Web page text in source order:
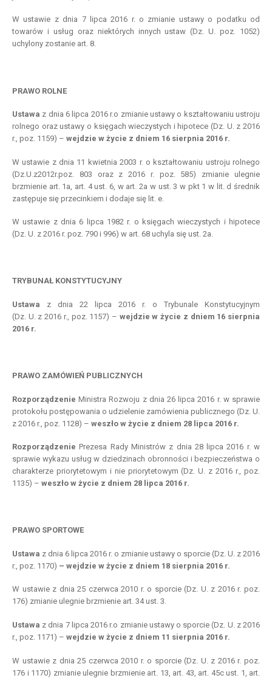
W ustawie z dnia 7 lipca 2016 r. o zmianie ustawy o podatku od
towarów i usług oraz niektórych innych ustaw (Dz. U. poz. 1052)
uchylony zostanie art. 8.
PRAWO ROLNE
Ustawa z dnia 6 lipca 2016 r.o zmianie ustawy o kształtowaniu ustroju
rolnego oraz ustawy o księgach wieczystych i hipotece (Dz. U. z 2016
r., poz. 1159) – wejdzie w życie z dniem 16 sierpnia 2016 r.
W ustawie z dnia 11 kwietnia 2003 r. o kształtowaniu ustroju rolnego
(Dz.U.z2012r.poz. 803 oraz z 2016 r. poz. 585) zmianie ulegnie
brzmienie art. 1a, art. 4 ust. 6, w art. 2a w ust. 3 w pkt 1 w lit. d średnik
zastępuje się przecinkiem i dodaje się lit. e.
W ustawie z dnia 6 lipca 1982 r. o księgach wieczystych i hipotece
(Dz. U. z 2016 r. poz. 790 i 996) w art. 68 uchyla się ust. 2a.
TRYBUNAŁ KONSTYTUCYJNY
Ustawa z dnia 22 lipca 2016 r. o Trybunale Konstytucyjnym
(Dz. U. z 2016 r., poz. 1157) – wejdziewżycie z dniem 16 sierpnia
2016 r.
PRAWO ZAMÓWIEŃ PUBLICZNYCH
Rozporządzenie Ministra Rozwoju z dnia 26 lipca 2016 r. w sprawie
protokołu postępowania o udzielenie zamówienia publicznego (Dz. U.
z 2016 r., poz. 1128) – weszło w życie z dniem 28 lipca 2016 r.
Rozporządzenie Prezesa Rady Ministrów z dnia 28 lipca 2016 r. w
sprawie wykazu usług w dziedzinach obronności i bezpieczeństwa o
charakterze priorytetowym i nie priorytetowym (Dz. U. z 2016 r., poz.
1135) – weszło w życie z dniem 28 lipca 2016 r.
PRAWO SPORTOWE
Ustawa z dnia 6 lipca 2016 r. o zmianie ustawy o sporcie (Dz. U. z 2016
r., poz. 1170) – wejdzie w życie z dniem 18 sierpnia 2016 r.
W ustawie z dnia 25 czerwca 2010 r. o sporcie (Dz. U. z 2016 r. poz.
176) zmianie ulegnie brzmienie art. 34 ust. 3.
Ustawa z dnia 7 lipca 2016 r.o zmianie ustawy o sporcie (Dz. U. z 2016
r., poz. 1171) – wejdzie w życie z dniem 11 sierpnia 2016 r.
W ustawie z dnia 25 czerwca 2010 r. o sporcie (Dz. U. z 2016 r. poz.
176 i 1170) zmianie ulegnie brzmienie art. 13, art. 43, art. 45c ust. 1, art.